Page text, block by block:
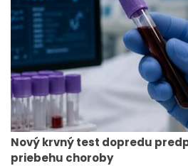
Nový krvný test dopredu
priebehu choroby